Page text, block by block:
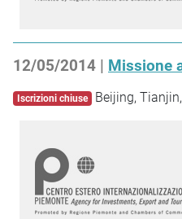
12/05/2014 | Missione
Iscrizioni chiuse Beijing,